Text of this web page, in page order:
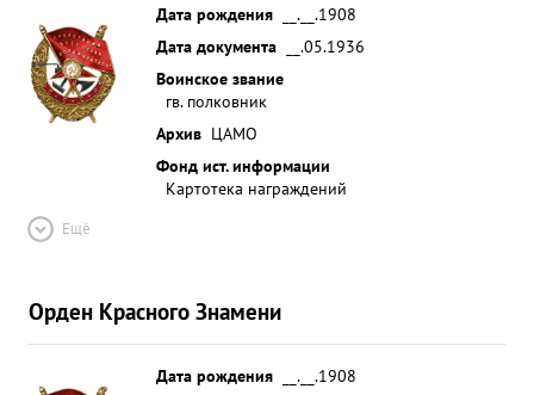
Дата рождения
__.__.1908
Дата документа
__.05.1936
Воинское звание
гв. полковник
Архив ЦАМО
Фонд ист. информации
Картотека награждений
Ещё
Орден Красного Знамени
Дата рождения
__.__.1908